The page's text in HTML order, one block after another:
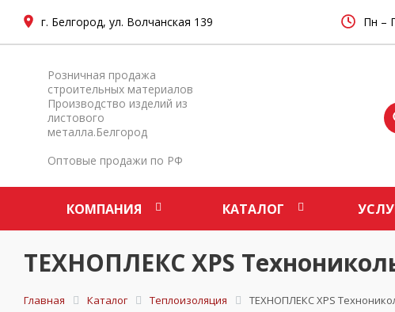
г. Белгород, ул. Волчанская 139 Пн –
Розничная продажа
строительных материалов
Производство изделий из
листового
металла.Белгород
Оптовые продажи по РФ
КОМПАНИЯ КАТАЛОГ
ТЕХНОПЛЕКС XPS
Главная Каталог Теплоизоляция ТЕХНОПЛЕКС XPS